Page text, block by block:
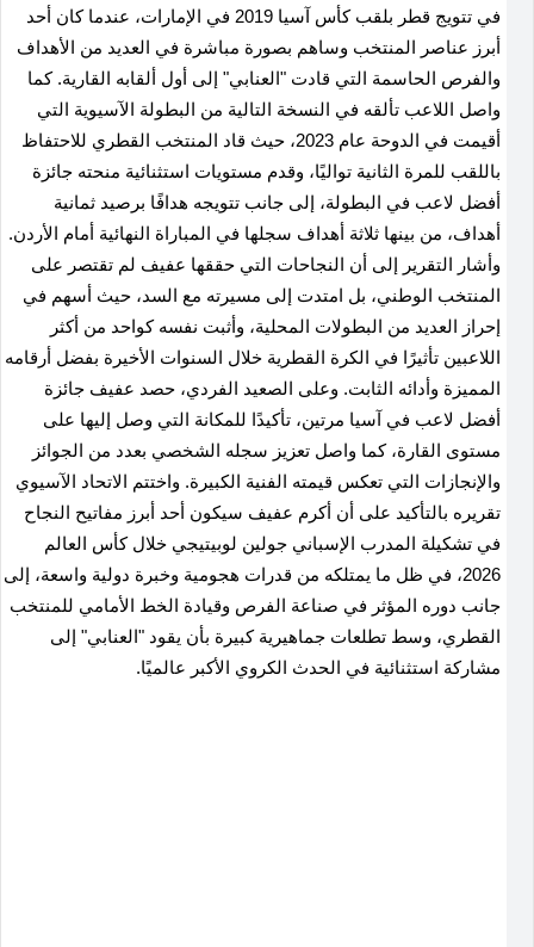
في تتويج قطر بلقب كأس آسيا 2019 في الإمارات، عندما كان أحد
أبرز عناصر المنتخب وساهم بصورة مباشرة في العديد من الأهداف
والفرص الحاسمة التي قادت "العنابي" إلى أول ألقابه القارية. كما
واصل اللاعب تألقه في النسخة التالية من البطولة الآسيوية التي
أقيمت في الدوحة عام 2023، حيث قاد المنتخب القطري للاحتفاظ
باللقب للمرة الثانية تواليًا، وقدم مستويات استثنائية منحته جائزة
أفضل لاعب في البطولة، إلى جانب تتويجه هدافًا برصيد ثمانية
أهداف، من بينها ثلاثة أهداف سجلها في المباراة النهائية أمام الأردن.
وأشار التقرير إلى أن النجاحات التي حققها عفيف لم تقتصر على
المنتخب الوطني، بل امتدت إلى مسيرته مع السد، حيث أسهم في
إحراز العديد من البطولات المحلية، وأثبت نفسه كواحد من أكثر
اللاعبين تأثيرًا في الكرة القطرية خلال السنوات الأخيرة بفضل أرقامه
المميزة وأدائه الثابت. وعلى الصعيد الفردي، حصد عفيف جائزة
أفضل لاعب في آسيا مرتين، تأكيدًا للمكانة التي وصل إليها على
مستوى القارة، كما واصل تعزيز سجله الشخصي بعدد من الجوائز
والإنجازات التي تعكس قيمته الفنية الكبيرة. واختتم الاتحاد الآسيوي
تقريره بالتأكيد على أن أكرم عفيف سيكون أحد أبرز مفاتيح النجاح
في تشكيلة المدرب الإسباني جولين لوبيتيجي خلال كأس العالم
2026، في ظل ما يمتلكه من قدرات هجومية وخبرة دولية واسعة، إلى
جانب دوره المؤثر في صناعة الفرص وقيادة الخط الأمامي للمنتخب
القطري، وسط تطلعات جماهيرية كبيرة بأن يقود "العنابي" إلى
مشاركة استثنائية في الحدث الكروي الأكبر عالميًا.